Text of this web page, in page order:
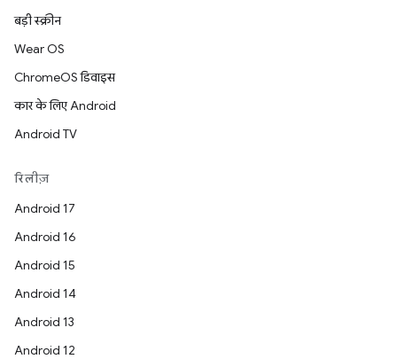
बड़ी स्क्रीन
Wear OS
ChromeOS डिवाइस
कार के लिए Android
Android TV
रिलीज़
Android 17
Android 16
Android 15
Android 14
Android 13
Android 12